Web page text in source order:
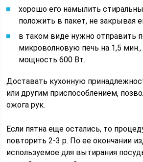
хорошо его намылить
положить в пакет, не закрывая
в таком виде нужно отправить
микроволновую печь на 1,5 мин.,
мощность 600 Вт.
Доставать кухонную
или другим приспособлением,
ожога рук.
Если пятна еще остались, то
повторить 2-3 р. По ее окончании
используемое для вытирания